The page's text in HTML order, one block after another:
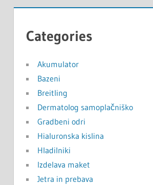
Categories
Akumulator
Bazeni
Breitling
Dermatolog samoplačniško
Gradbeni odri
Hialuronska kislina
Hladilniki
Izdelava maket
Jetra in prebava